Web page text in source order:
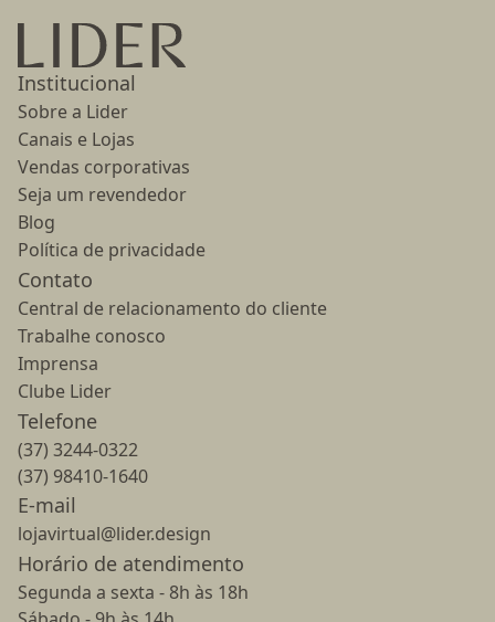
Ir para a página inicial
Institucional
Sobre a Lider
Canais e Lojas
Vendas corporativas
Seja um revendedor
Blog
Política de privacidade
Contato
Central de relacionamento do cliente
Trabalhe conosco
Imprensa
Clube Lider
Telefone
(37) 3244-0322
(37) 98410-1640
E-mail
lojavirtual@lider.design
Horário de atendimento
Segunda a sexta - 8h às 18h